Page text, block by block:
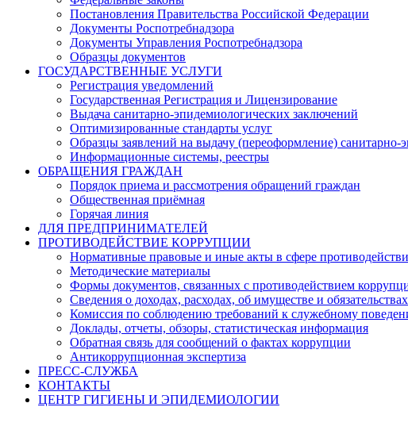
Постановления Правительства Российской Федерации
Документы Роспотребнадзора
Документы Управления Роспотребнадзора
Образцы документов
ГОСУДАРСТВЕННЫЕ УСЛУГИ
Регистрация уведомлений
Государственная Регистрация и Лицензирование
Выдача санитарно-эпидемиологических заключений
Оптимизированные стандарты услуг
Образцы заявлений на выдачу (переоформление) санитарно-
Информационные системы, реестры
ОБРАЩЕНИЯ ГРАЖДАН
Порядок приема и рассмотрения обращений граждан
Общественная приёмная
Горячая линия
ДЛЯ ПРЕДПРИНИМАТЕЛЕЙ
ПРОТИВОДЕЙСТВИЕ КОРРУПЦИИ
Нормативные правовые и иные акты в сфере
Методические материалы
Формы документов, связанных с противодействием
Сведения о доходах, расходах, об имуществе и
Комиссия по соблюдению требований к служебному
Доклады, отчеты, обзоры, статистическая информация
Обратная связь для сообщений о фактах коррупции
Антикоррупционная экспертиза
ПРЕСС-СЛУЖБА
КОНТАКТЫ
ЦЕНТР ГИГИЕНЫ И ЭПИДЕМИОЛОГИИ